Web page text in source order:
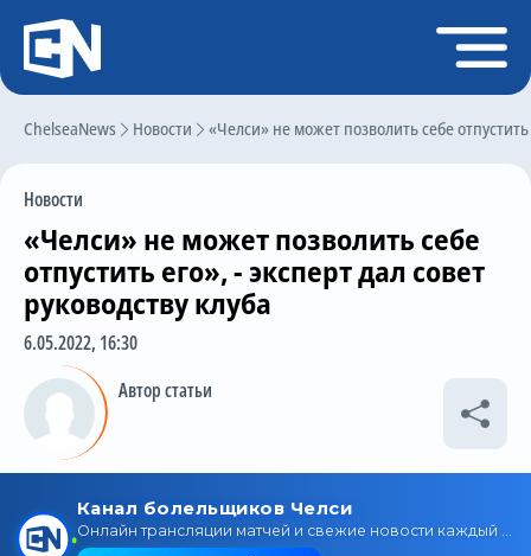
ChelseaNews Новости «Челси» не может позволить себе
Новости
«Челси» не может позволить себе
отпустить его», - эксперт дал совет
руководству клуба
6.05.2022, 16:30
Автор статьи
Регистрация
Главная
Трансферы
Слухи
История Челси
Статистика
Календарь игр
Поиск по сайту